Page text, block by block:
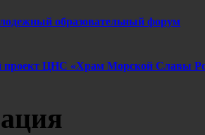
образовательный форум
проект ЦНС «Храм Морской Славы